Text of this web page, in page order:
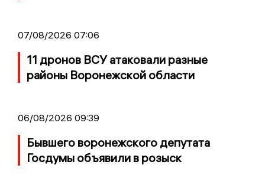
07/08/2026 07:06
11 дронов ВСУ атаковали разные
районы Воронежской области
06/08/2026 09:39
Бывшего воронежского депутата
Госдумы объявили в розыск